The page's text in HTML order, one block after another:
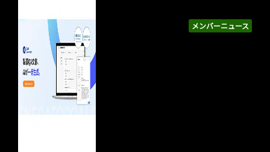
メンバーニュース